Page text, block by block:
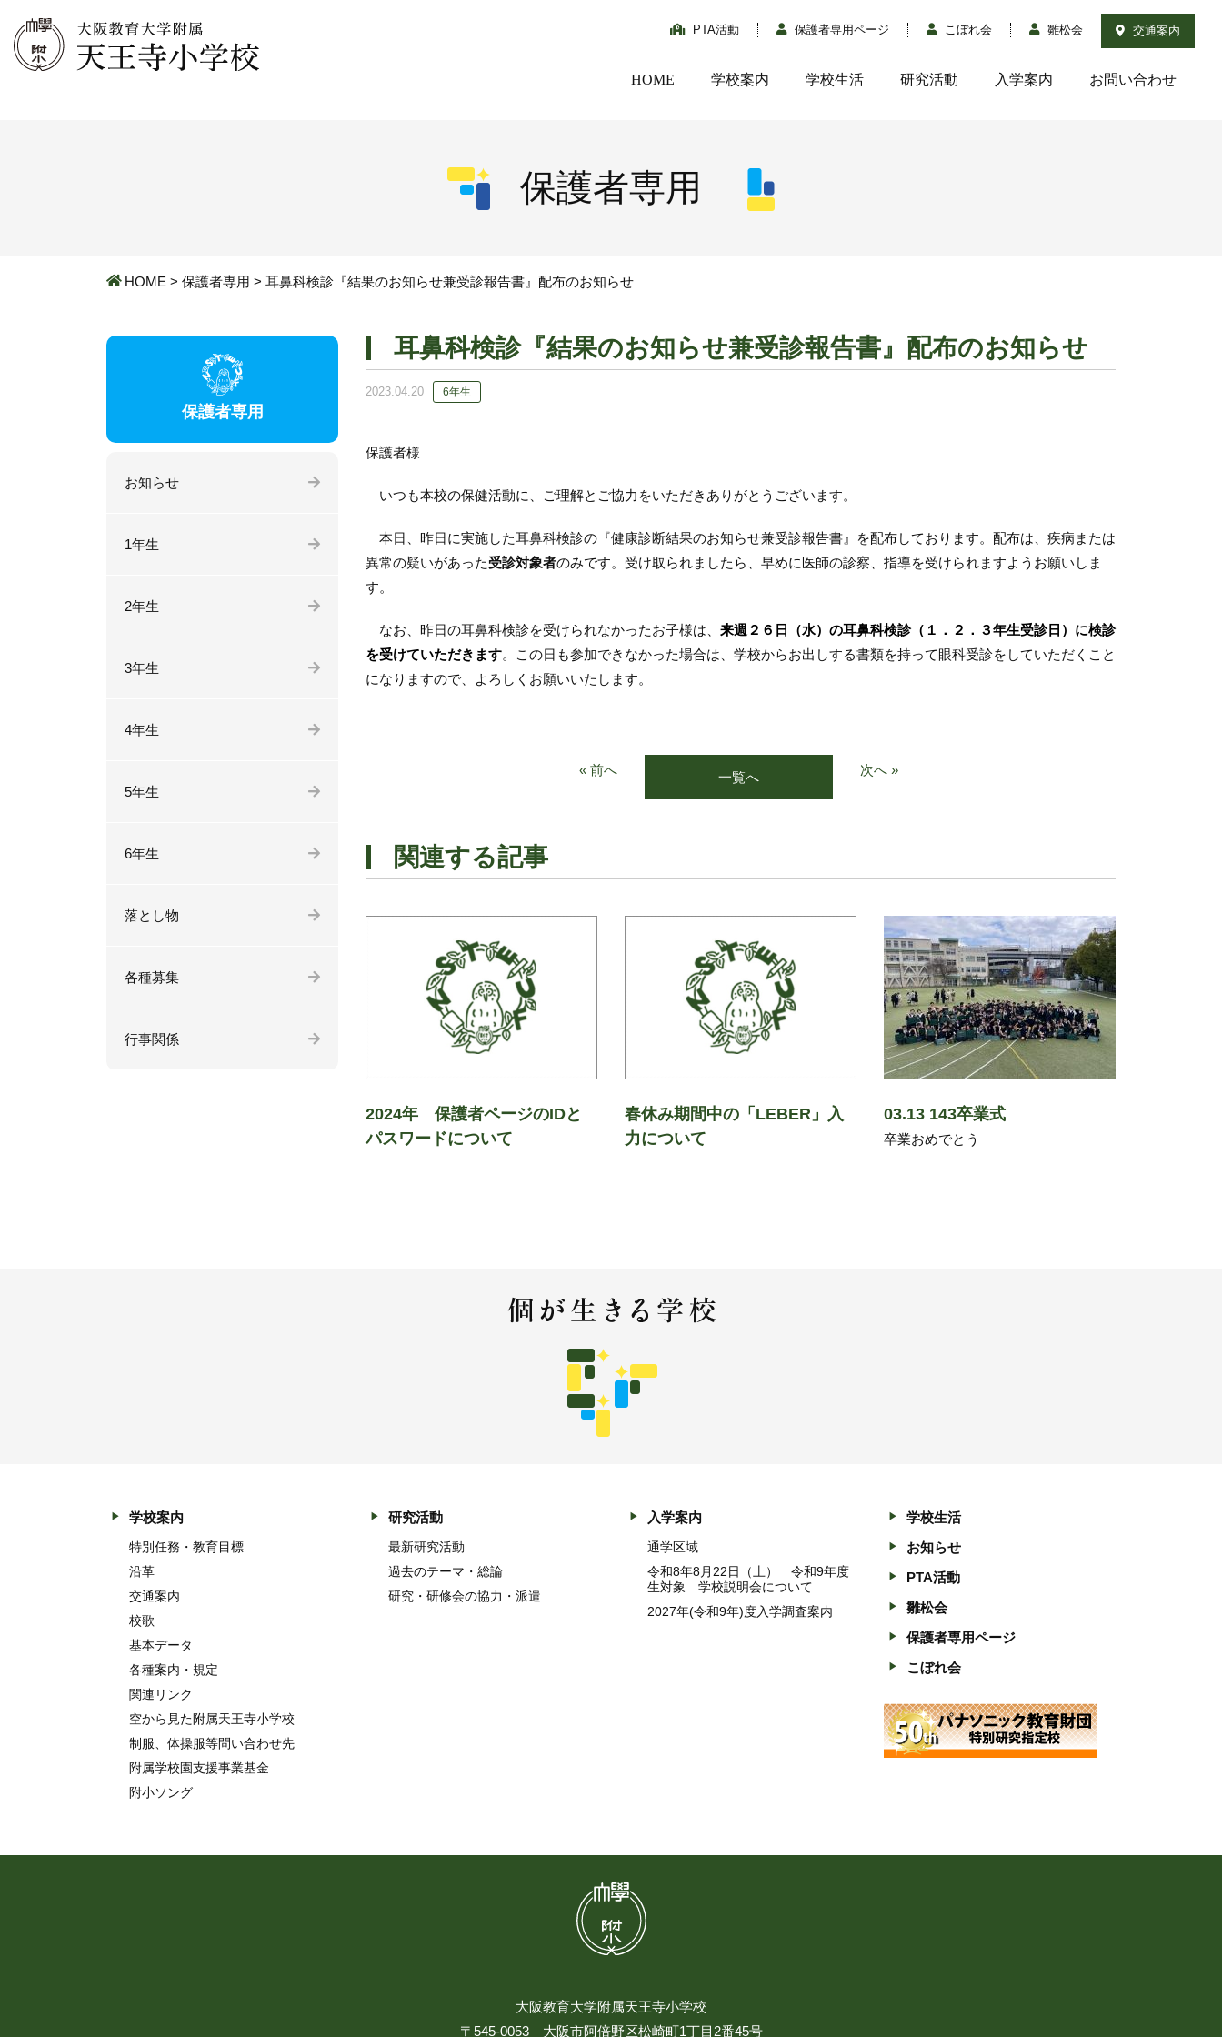
PTA活動 保護者専用ページ こぼれ会 雛松会 交通案内
HOME 学校案内 学校生活 研究活動 入学案内 お問い合わせ
保護者専用
HOME > 保護者専用 > 耳鼻科検診『結果のお知らせ兼受診報告書』配布のお知らせ
耳鼻科検診『結果のお知らせ兼受診報告書』配布のお知らせ
2023.04.20 6年生
保護者様
いつも本校の保健活動に、ご理解とご協力をいただきありがとうございます。
本日、昨日に実施した耳鼻科検診の『健康診断結果のお知らせ兼受診報告書』を配布しております。配布は、疾病または
異常の疑いがあった受診対象者のみです。受け取られましたら、早めに医師の診察、指導を受けられますようお願いしま
す。
なお、昨日の耳鼻科検診を受けられなかったお子様は、 来週２６日（水）の耳鼻科検診（１．２．３年生受診日）に検診
を受けていただきます。この日も参加できなかった場合は、学校からお出しする書類を持って眼科受診をしていただくこと
になりますので、よろしくお願いいたします。
« 前へ 一覧へ 次へ »
関連する記事
2024年 保護者ページのIDと
パスワードについて
春休み期間中の「LEBER」入
力について
03.13 143卒業式
卒業おめでとう
保護者専用
お知らせ
1年生
2年生
3年生
4年生
5年生
6年生
落とし物
各種募集
行事関係
学校案内
特別任務・教育目標
沿革
交通案内
校歌
基本データ
各種案内・規定
関連リンク
空から見た附属天王寺小学校
制服、体操服等問い合わせ先
附属学校園支援事業基金
附小ソング
研究活動
最新研究活動
過去のテーマ・総論
研究・研修会の協力・派遣
入学案内
通学区域
令和8年8月22日（土） 令和9年度
生対象 学校説明会について
2027年(令和9年)度入学調査案内
学校生活
お知らせ
PTA活動
雛松会
保護者専用ページ
こぼれ会
大阪教育大学附属天王寺小学校
〒545-0053 大阪市阿倍野区松崎町1丁目2番45号